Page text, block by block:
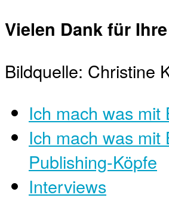
Vielen Dank für
Bildquelle: Christine
Ich mach was mit
Ich mach was mit
Publishing-Köpfe
Interviews